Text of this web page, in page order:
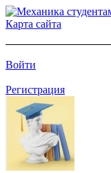
Карта сайта
Войти
Регистрация